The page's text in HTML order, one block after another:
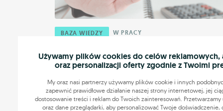
BAZA WIEDZY W PRACY
5 złotych zasad skutecznego
odmawiania
Mówienie „nie” i tym samym stawianie granic bywa
niepopularne. Często jest mylone z brakiem kultury, a
przecież dobrze pojęta asertywność ...
Używamy plików cookies do celów reklamowych,
oraz personalizacji oferty zgodnie z Twoimi
My oraz nasi partnerzy używamy plików cookie i innych
zapewnić prawidłowe działanie naszej strony internetowej, jej
dostosowanie treści i reklam do Twoich zainteresowań.
oraz dane przeglądarki, aby personalizować Twoje doświadczenie,